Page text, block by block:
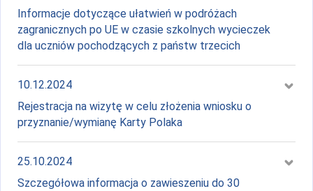
Informacje dotyczące ułatwień w podróżach
zagranicznych po UE w czasie szkolnych wycieczek
dla uczniów pochodzących z państw trzecich
Data:
10.12.2024
Rejestracja na wizytę w celu złożenia wniosku o
przyznanie/wymianę Karty Polaka
Data:
25.10.2024
Szczegółowa informacja o zawieszeniu do 30